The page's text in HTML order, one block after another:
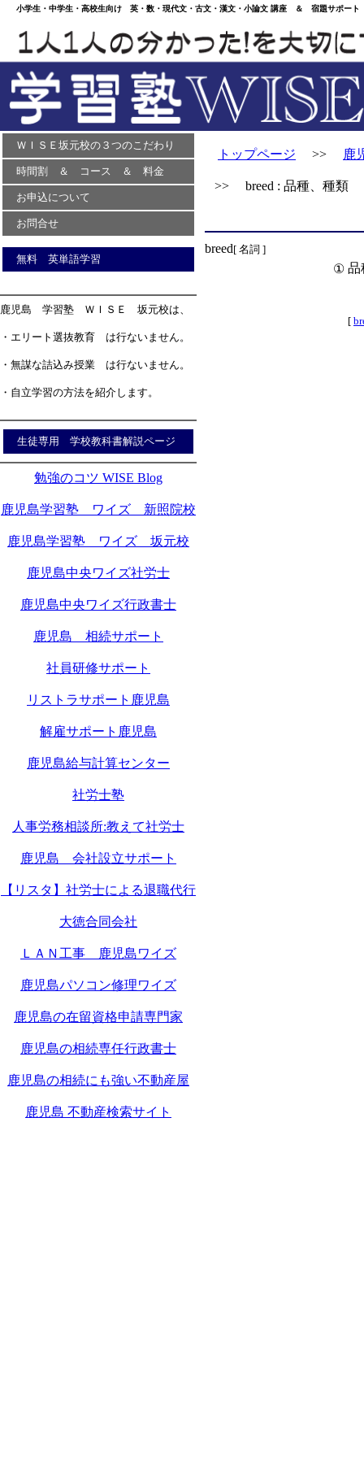
小学生・中学生・高校生向け 英・数・現代文・古文・漢文・小論文 講座 ＆ 宿題サポー
ＷＩＳＥ坂元校の３つのこだわり
時間割 ＆ コース ＆ 料金
お申込について
お問合せ
無料 英単語学習
鹿児島 学習塾 ＷＩＳＥ 坂元校は、
・エリート選抜教育 は行ないません。
・無謀な詰込み授業 は行ないません。
・自立学習の方法を紹介します。
生徒専用 学校教科書解説ページ
勉強のコツ WISE Blog
鹿児島学習塾 ワイズ 新照院校
鹿児島学習塾 ワイズ 坂元校
鹿児島中央ワイズ社労士
鹿児島中央ワイズ行政書士
鹿児島 相続サポート
社員研修サポート
リストラサポート鹿児島
解雇サポート鹿児島
鹿児島給与計算センター
社労士塾
人事労務相談所:教えて社労士
鹿児島 会社設立サポート
【リスタ】社労士による退職代行
大徳合同会社
ＬＡＮ工事 鹿児島ワイズ
鹿児島パソコン修理ワイズ
鹿児島の在留資格申請専門家
鹿児島の相続専任行政書士
鹿児島の相続にも強い不動産屋
鹿児島 不動産検索サイト
トップページ >> 鹿
>> breed : 品種、種類
breed[ 名詞 ]
① 品
[